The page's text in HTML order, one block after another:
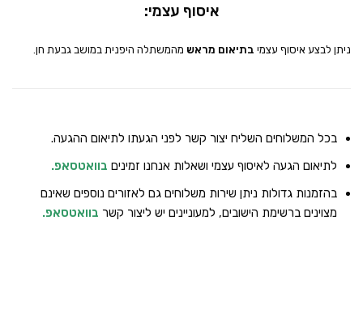
איסוף עצמי:
ניתן לבצע איסוף עצמי בתיאום מראש מהמשתלה היפנית במושב גבעת חן.
בכל המשלוחים השליח יצור קשר לפני הגעתו לתיאום ההגעה.
לתיאום הגעה לאיסוף עצמי ושאלות אנחנו זמינים בוואטסאפ.
בהזמנות גדולות ניתן שירות משלוחים גם לאזורים נוספים שאינם
מצוינים ברשימת הישובים, למעוניינים יש ליצור קשר בוואטסאפ.